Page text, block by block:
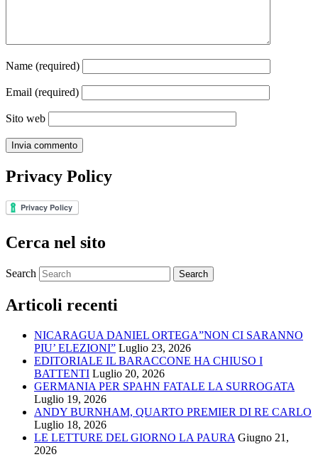
Name (required)
Email (required)
Sito web
Privacy Policy
Cerca nel sito
Search
Articoli recenti
NICARAGUA DANIEL ORTEGA”NON CI SARANNO
PIU’ ELEZIONI” Luglio 23, 2026
EDITORIALE IL BARACCONE HA CHIUSO I
BATTENTI Luglio 20, 2026
GERMANIA PER SPAHN FATALE LA SURROGATA
Luglio 19, 2026
ANDY BURNHAM, QUARTO PREMIER DI RE CARLO
Luglio 18, 2026
LE LETTURE DEL GIORNO LA PAURA Giugno 21,
2026